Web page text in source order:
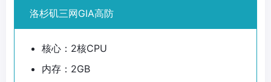
洛杉矶三网GIA高防
核心：2核CPU
内存：2GB